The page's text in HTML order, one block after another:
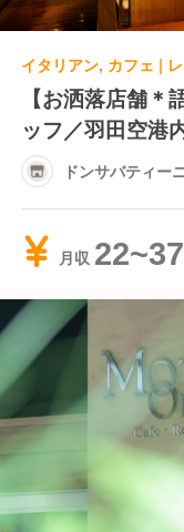
【お洒落店舗
ッフ／羽田空港
ドンサバティー
月収 22~37